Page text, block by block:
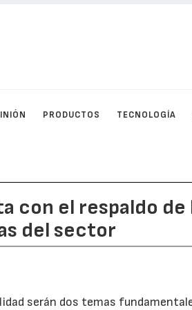
PRODUCTOS TECNOLOGÍA
con el respaldo de
del sector
serán dos temas